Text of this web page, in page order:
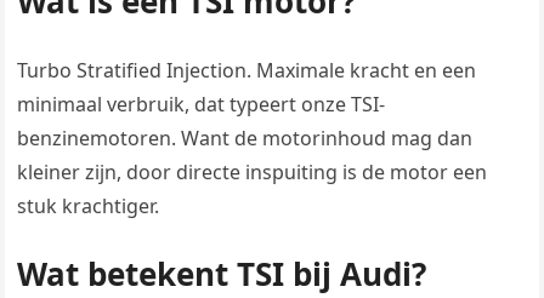
Turbo Stratified Injection. Maximale kracht en een
minimaal verbruik, dat typeert onze TSI-
benzinemotoren. Want de motorinhoud mag dan
kleiner zijn, door directe inspuiting is de motor een
stuk krachtiger.
Wat betekent TSI bij Audi?